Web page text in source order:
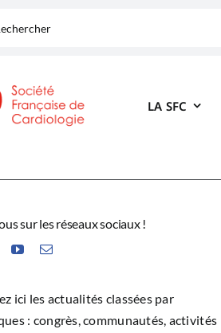
LA SFC
sur les réseaux sociaux !
ici les actualités classées par
: congrès, communautés, activités